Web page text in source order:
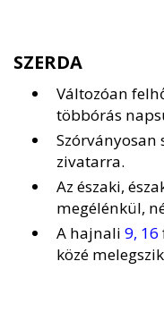
SZERDA
Változóan
többórás
Szórványosan
zivatarra.
Az északi,
megélénkül,
A hajnali 9, 16
közé